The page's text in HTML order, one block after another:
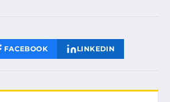
FACEBOOK LINKEDIN